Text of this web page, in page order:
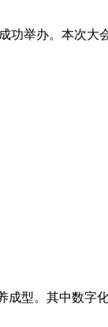
功举办。本次
型。其中数